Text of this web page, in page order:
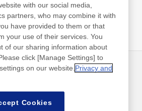
聯絡方式
with our social media,
partners, who may combine it with
have provided to them or that
your use of their services. You
of our sharing information about
click [Manage Settings] to
on our website. Privacy and
Cookies